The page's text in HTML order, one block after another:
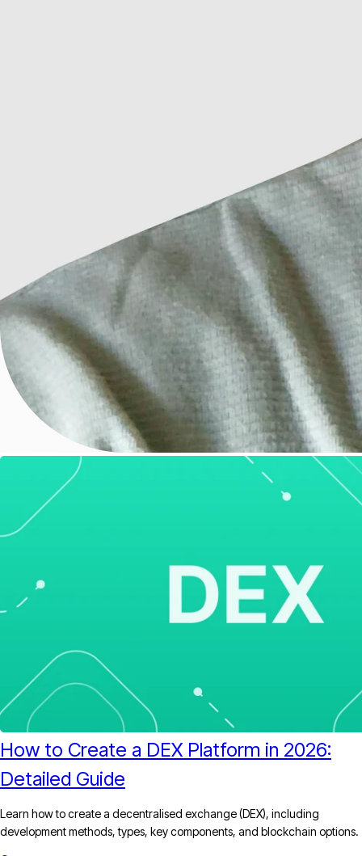
How to Create a DEX Platform in 2026:
Detailed Guide
Learn how to create a decentralised exchange (DEX), including
development methods, types, key components, and blockchain options.